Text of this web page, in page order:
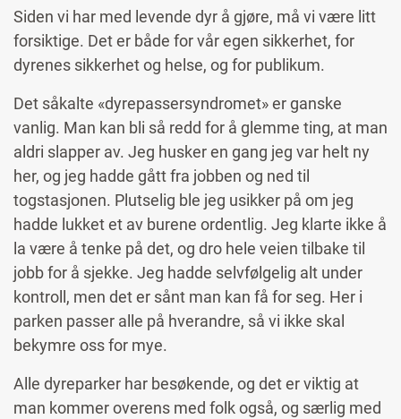
Siden vi har med levende dyr å gjøre, må vi være litt
forsiktige. Det er både for vår egen sikkerhet, for
dyrenes sikkerhet og helse, og for publikum.
Det såkalte «dyrepassersyndromet» er ganske
vanlig. Man kan bli så redd for å glemme ting, at man
aldri slapper av. Jeg husker en gang jeg var helt ny
her, og jeg hadde gått fra jobben og ned til
togstasjonen. Plutselig ble jeg usikker på om jeg
hadde lukket et av burene ordentlig. Jeg klarte ikke å
la være å tenke på det, og dro hele veien tilbake til
jobb for å sjekke. Jeg hadde selvfølgelig alt under
kontroll, men det er sånt man kan få for seg. Her i
parken passer alle på hverandre, så vi ikke skal
bekymre oss for mye.
Alle dyreparker har besøkende, og det er viktig at
man kommer overens med folk også, og særlig med